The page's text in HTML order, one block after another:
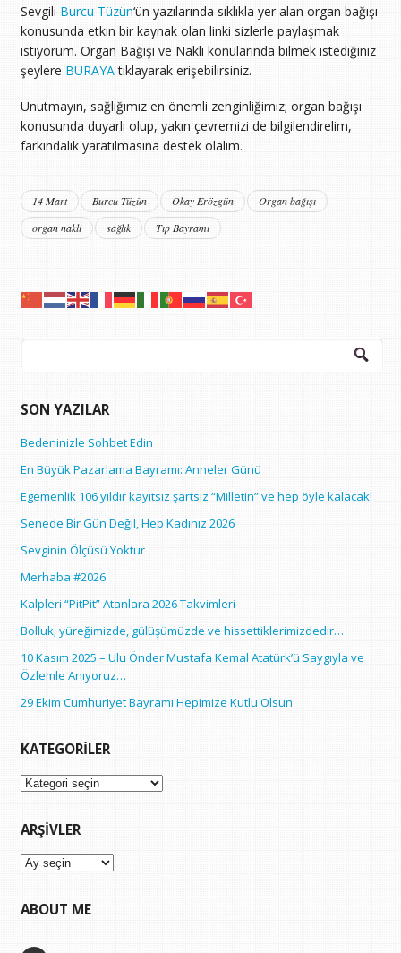
Sevgili Burcu Tüzün‘ün yazılarında sıklıkla yer alan organ bağışı
konusunda etkin bir kaynak olan linki sizlerle paylaşmak
istiyorum. Organ Bağışı ve Nakli konularında bilmek istediğiniz
şeylere BURAYAtıklayarak erişebilirsiniz.
Unutmayın, sağlığımız en önemli zenginliğimiz; organ bağışı
konusunda duyarlı olup, yakın çevremizi de bilgilendirelim,
farkındalık yaratılmasına destek olalım.
14 Mart Burcu Tüzün Okay Erözgün
Organ bağışı
organ nakli
sağlık Tıp Bayramı
Arama:
SON YAZILAR
Bedeninizle Sohbet Edin
En Büyük Pazarlama Bayramı: Anneler Günü
Egemenlik 106 yıldır kayıtsız şartsız “Milletin” ve hep öyle kalacak!
Senede Bir Gün Değil, Hep Kadınız 2026
Sevginin Ölçüsü Yoktur
Merhaba #2026
Kalpleri “PitPit” Atanlara 2026 Takvimleri
Bolluk; yüreğimizde, gülüşümüzde ve hissettiklerimizdedir…
10 Kasım 2025 – Ulu Önder Mustafa Kemal Atatürk’ü Saygıyla ve
Özlemle Anıyoruz…
29 Ekim Cumhuriyet Bayramı Hepimize Kutlu Olsun
KATEGORILER
Kategoriler
ARŞIVLER
Arşivler
ABOUT ME